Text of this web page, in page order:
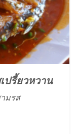
ปรี้ยวหวาน
ามรส